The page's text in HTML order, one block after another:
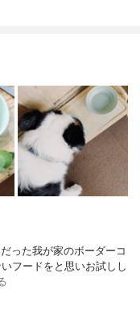
った我が家のボーダーコ
フードをと思いお試しし